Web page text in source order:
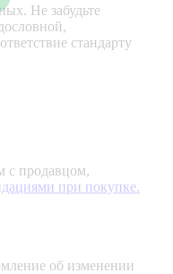
Не забудьте
стандарту
с продавцом,
при покупке.
об изменении